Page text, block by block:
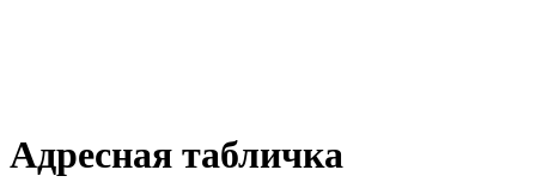
Адресная табличка